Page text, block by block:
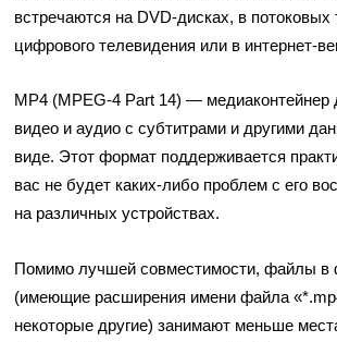
встречаются на DVD-дисках, в потоковых
цифрового телевидения или в интернет-
MP4 (MPEG-4 Part 14) — медиаконтейнер
видео и аудио с субтитрами и другими
виде. Этот формат поддерживается
вас не будет каких-либо проблем с его
на различных устройствах.
Помимо лучшей совместимости, файлы в
(имеющие расширения имени файла
некоторые другие) занимают меньше